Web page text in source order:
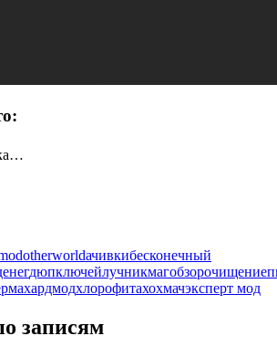
otherworldачивкибесконечный
дюпключейлучникмагобзорочищение
хардмодхлорофитахохмачэксперт мод
записям